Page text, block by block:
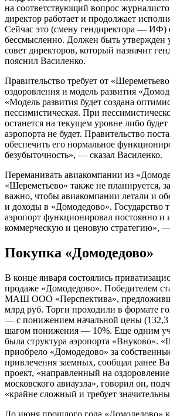
на соответствующий вопрос
директор работает и продолжает
Сейчас это (смену гендиректора — ИФ)
бессмысленно. Должен быть утвержден
совет директоров, который назначит
пояснил Василенко.
Правительство требует от
оздоровления и модель развития
«Модель развития будет создана
пессимистическая. При
останется на текущем уровне либо
аэропорта не будет. Правительство
обеспечить его нормальное
безубыточность», — сказал Василенко.
Переманивать авиакомпании из
«Шереметьево» также не планируется,
важно, чтобы авиакомпании летали и
и доходы в «Домодедово». Государство
аэропорт функционировал постоянно и
коммерческую и ценовую стратегию»,
Покупка «Домодедово»
В конце января состоялись
продаже «Домодедово». Победителем
МАШ ООО «Перспектива»,
млрд руб. Торги проходили в формате
— с понижением начальной цены (132,3
шагом понижения — 10%. Еще одним
была структура аэропорта «Внуково».
приобрело «Домодедово» за
привлечения заемных, сообщал ранее
проект, «направленный на
московского авиаузла», говорил он,
«крайне сложный и требует
До июня прошлого года «Домодедово»